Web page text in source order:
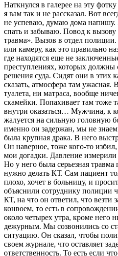
Наткнулся в галерее на эту
я вам так и не рассказал. Вот
не успеваю, думаю дома
спать и забываю. Повод к вызову
травма». Вызов в отдел
или камеру, как это правильно
где находятся еще не
преступлениях, которых должны
решения суда. Сидят они в этих
сказать, атмосфера там
туалета, ни матраса, вообще
скамейки. Попахивает там тоже
внутри оказаться… Мужчина, к
жалуется на сильную головную
именно он задержан, мы не
была крупная драка. В него
Он наверное, тоже кого-то
мои догадки. Давление
Но у него была серьезная
нужно делать КТ. Сам пациент
плохо, хочет в больницу, и
объяснили сотруднику полиции
КТ, на что он ответил, что везти
конвоем, то есть в
около четырех утра, кроме него
дежурным. Мы созвонились со
ситуацию. Он сказал, чтобы
своем журнале, что оставляет
ответственность. То есть если